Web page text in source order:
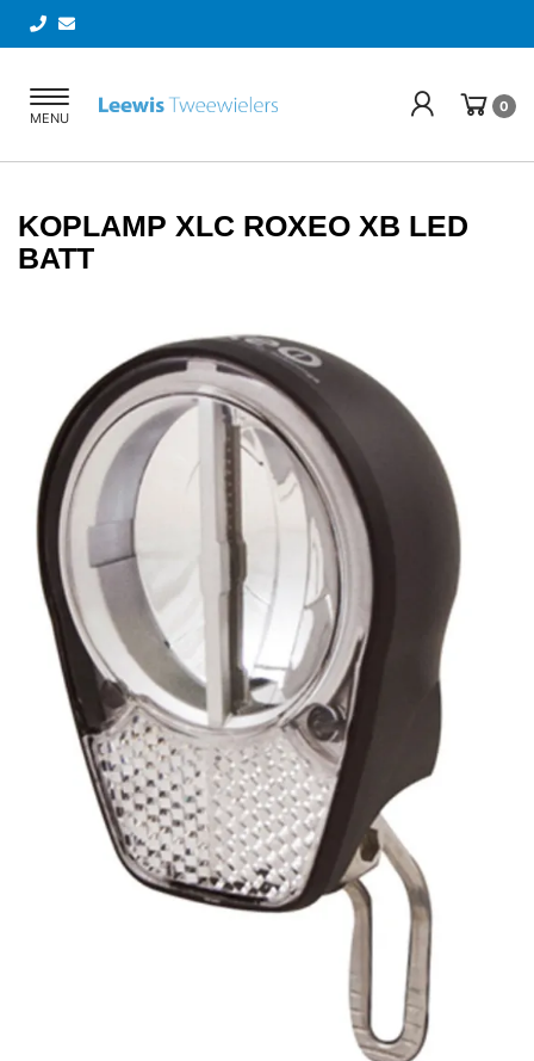
Toggle
navigation
MENU
0
KOPLAMP XLC ROXEO XB LED
BATT